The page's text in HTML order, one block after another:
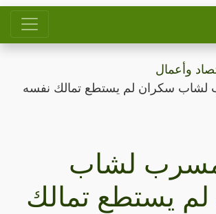
وأعمال
سكران لم يستطع تمالك نفسه
لشاب
يستطع تمالك